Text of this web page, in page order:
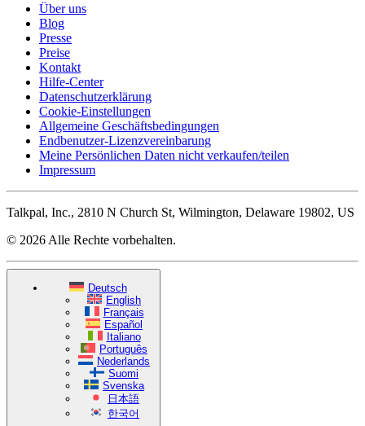
Über uns
Blog
Presse
Preise
Kontakt
Hilfe-Center
Datenschutzerklärung
Cookie-Einstellungen
Allgemeine Geschäftsbedingungen
Endbenutzer-Lizenzvereinbarung
Meine Persönlichen Daten nicht verkaufen/teilen
Impressum
Talkpal, Inc., 2810 N Church St, Wilmington, Delaware 19802, US
© 2026 Alle Rechte vorbehalten.
Deutsch
English
Français
Español
Italiano
Português
Nederlands
Suomi
Svenska
日本語
한국어